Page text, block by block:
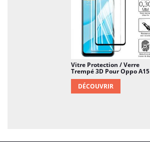
Vitre Protection / Verre
Trempé 3D Pour Oppo A15
DÉCOUVRIR